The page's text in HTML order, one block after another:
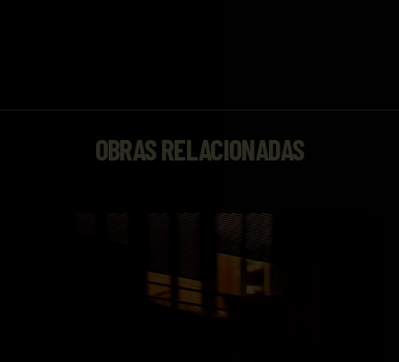
OBRAS RELACIONADAS